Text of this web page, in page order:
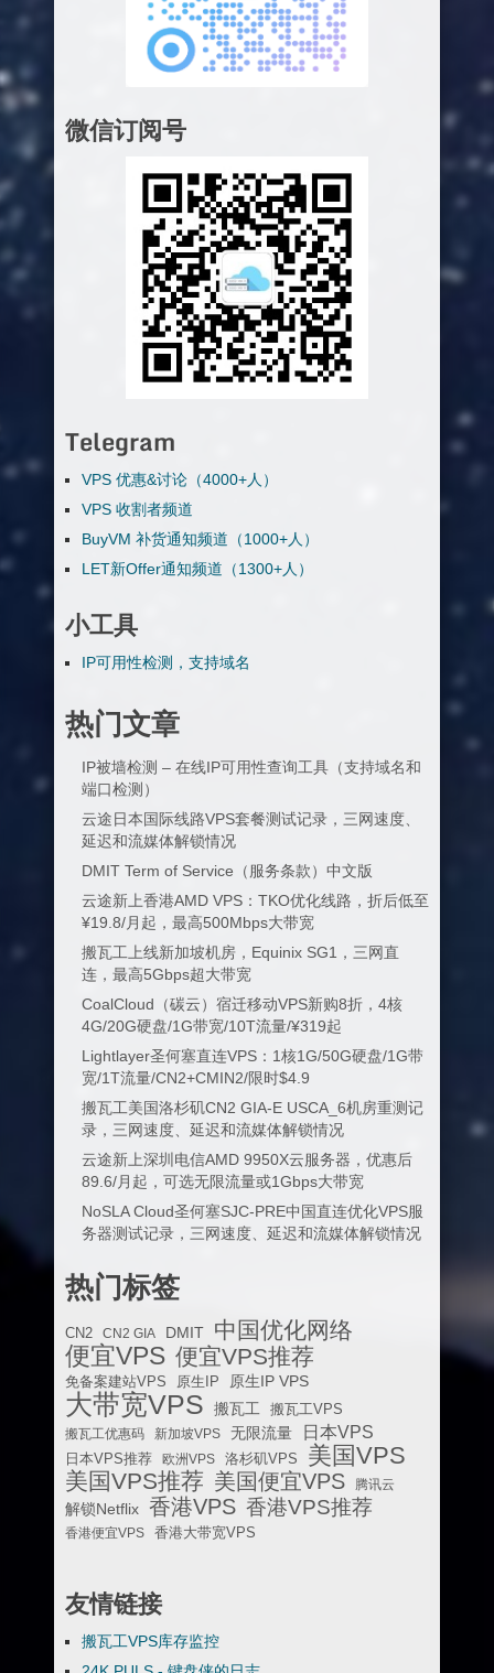
微信订阅号
Telegram
VPS 优惠&讨论（4000+人）
VPS 收割者频道
BuyVM 补货通知频道（1000+人）
LET新Offer通知频道（1300+人）
小工具
IP可用性检测，支持域名
热门文章
IP被墙检测 – 在线IP可用性查询工具（支持域名和
端口检测）
云途日本国际线路VPS套餐测试记录，三网速度、
延迟和流媒体解锁情况
DMIT Term of Service（服务条款）中文版
云途新上香港AMD VPS：TKO优化线路，折后低至
¥19.8/月起，最高500Mbps大带宽
搬瓦工上线新加坡机房，Equinix SG1，三网直
连，最高5Gbps超大带宽
CoalCloud（碳云）宿迁移动VPS新购8折，4核
4G/20G硬盘/1G带宽/10T流量/¥319起
Lightlayer圣何塞直连VPS：1核1G/50G硬盘/1G带
宽/1T流量/CN2+CMIN2/限时$4.9
搬瓦工美国洛杉矶CN2 GIA-E USCA_6机房重测记
录，三网速度、延迟和流媒体解锁情况
云途新上深圳电信AMD 9950X云服务器，优惠后
89.6/月起，可选无限流量或1Gbps大带宽
NoSLA Cloud圣何塞SJC-PRE中国直连优化VPS服
务器测试记录，三网速度、延迟和流媒体解锁情况
热门标签
CN2 CN2 GIA DMIT 中国优化网络
便宜VPS 便宜VPS推荐
免备案建站VPS 原生IP 原生IP VPS
大带宽VPS 搬瓦工
搬瓦工VPS
搬瓦工优惠码
新加坡VPS 无限流量 日本VPS
日本VPS推荐 欧洲VPS 洛杉矶VPS 美国VPS
美国VPS推荐 美国便宜VPS 腾讯云
解锁Netflix 香港VPS 香港VPS推荐
香港便宜VPS 香港大带宽VPS
友情链接
搬瓦工VPS库存监控